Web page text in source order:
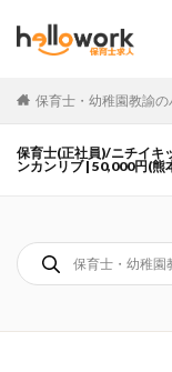
保育士・幼稚園教諭
保育士(正社員)/ニチイキ
ンカンリブ | 50,000円(熊